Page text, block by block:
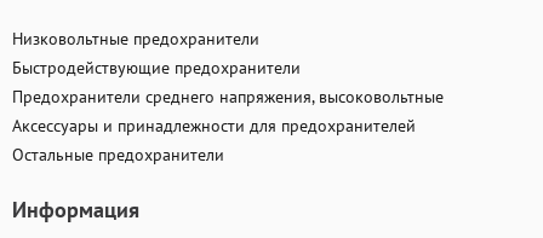
Низковольтные предохранители
Быстродействующие предохранители
Предохранители среднего напряжения, высоковольтные
Аксессуары и принадлежности для предохранителей
Остальные предохранители
Информация